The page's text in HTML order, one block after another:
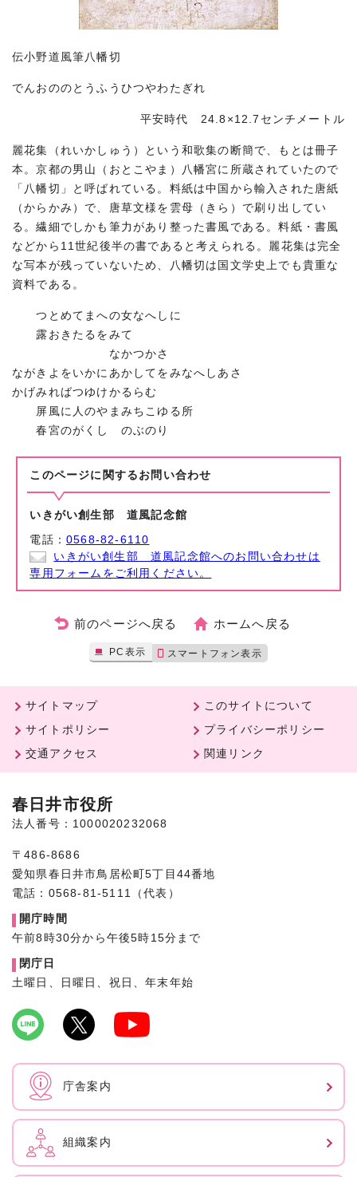
伝小野道風筆八幡切
でんおののとうふうひつやわたぎれ
平安時代 24.8×12.7センチメートル
麗花集（れいかしゅう）という和歌集の断簡で、もとは冊子
本。京都の男山（おとこやま）八幡宮に所蔵されていたので
「八幡切」と呼ばれている。料紙は中国から輸入された唐紙
（からかみ）で、唐草文様を雲母（きら）で刷り出してい
る。繊細でしかも筆力があり整った書風である。料紙・書風
などから11世紀後半の書であると考えられる。麗花集は完全
な写本が残っていないため、八幡切は国文学史上でも貴重な
資料である。
つとめてまへの女なへしに
露おきたるをみて
なかつかさ
ながきよをいかにあかしてをみなへしあさ
かげみればつゆけかるらむ
屏風に人のやまみちこゆる所
春宮のがくし のぶのり
このページに関する お問い合わせ
いきがい創生部 道風記念館
電話：0568-82-6110
いきがい創生部 道風記念館へのお問い合わせは
専用フォームをご利用ください。
前のページへ戻る ホームへ戻る
PC表示 スマートフォン表示
サイトマップ
このサイトについて
サイトポリシー
プライバシーポリシー
交通アクセス
関連リンク
春日井市役所
法人番号：1000020232068
〒486-8686
愛知県春日井市鳥居松町5丁目44番地
電話：0568-81-5111（代表）
開庁時間
午前8時30分から午後5時15分まで
閉庁日
土曜日、日曜日、祝日、年末年始
庁舎案内
組織案内